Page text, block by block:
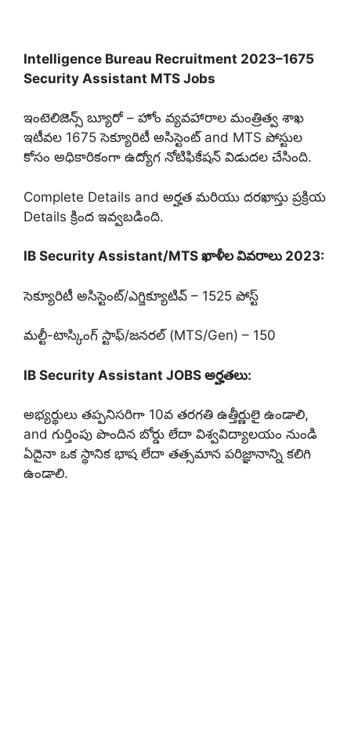
Intelligence Bureau Recruitment 2023–1675
Security Assistant MTS Jobs
ఇంటెలిజెన్స్ బ్యూరో – హోం వ్యవహారాల మంత్రిత్వ శాఖ
ఇటీవల 1675 సెక్యూరిటీ అసిస్టెంట్ and MTS పోస్టుల
కోసం అధికారికంగా ఉద్యోగ నోటిఫికేషన్ విడుదల చేసింది.
Complete Details and అర్హత మరియు దరఖాస్తు ప్రక్రియ
Details క్రింద ఇవ్వబడింది.
IB Security Assistant/MTS ఖాళీల వివరాలు 2023:
సెక్యూరిటీ అసిస్టెంట్/ఎగ్జిక్యూటివ్ – 1525 పోస్ట్
మల్టీ-టాస్కింగ్ స్టాఫ్/జనరల్ (MTS/Gen) – 150
IB Security Assistant JOBS అర్హతలు:
అభ్యర్థులు తప్పనిసరిగా 10వ తరగతి ఉత్తీర్ణులై ఉండాలి,
and గుర్తింపు పొందిన బోర్డు లేదా విశ్వవిద్యాలయం నుండి
ఏదైనా ఒక స్థానిక భాష లేదా తత్సమాన పరిజ్ఞానాన్ని కలిగి
ఉండాలి.